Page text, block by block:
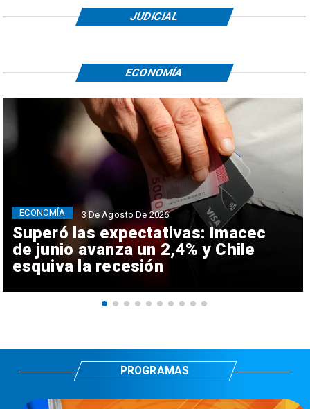
JUDICIAL
Superó las expectativas: Imacec
de junio avanza un 2,4% y Chile
esquiva la recesión
ECONOMÍA 3 De Agosto De 2026
ECONOMÍA
PROGRAMAS